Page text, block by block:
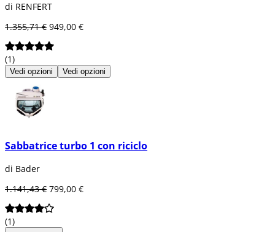
di RENFERT
1.355,71 € 949,00 €
(1)
Vedi opzioni Vedi opzioni
Sabbatrice turbo 1 con riciclo
di Bader
1.141,43 € 799,00 €
(1)